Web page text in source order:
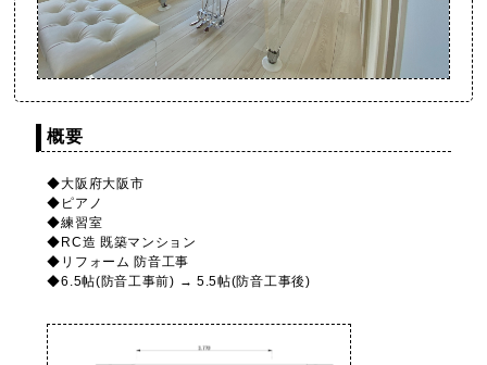
概要
◆大阪府大阪市
◆ピアノ
◆練習室
◆RC造 既築マンション
◆リフォーム 防音工事
◆6.5帖(防音工事前) → 5.5帖(防音工事後)